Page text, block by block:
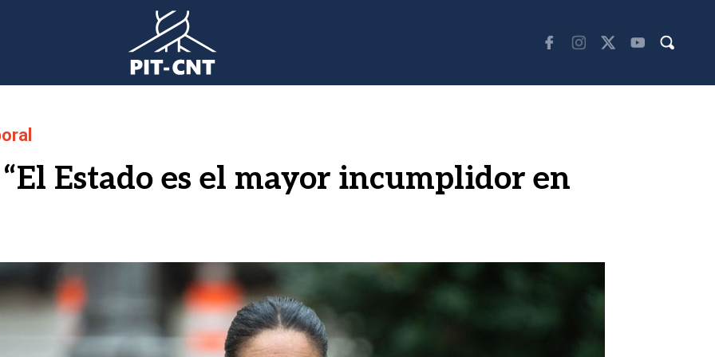
Estado es el mayor incumplidor en